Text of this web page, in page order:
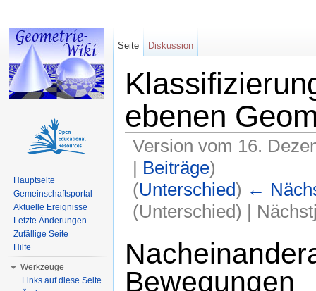
ebenen
Version vom 16.
| Beiträge)
(Unterschied) ←
(Unterschied) |
Bewegungen
Seite Diskussion
Hauptseite
Gemeinschaftsportal
Aktuelle Ereignisse
Letzte Änderungen
Zufällige Seite
Hilfe
Werkzeuge
Links auf diese Seite